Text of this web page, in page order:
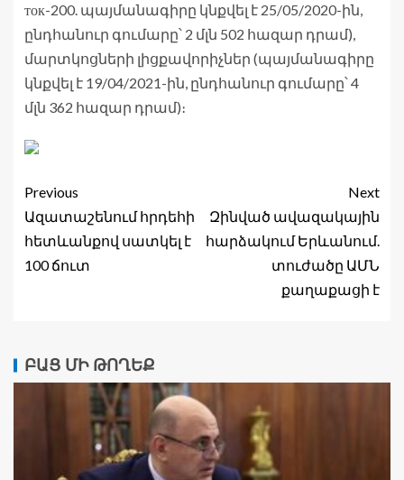
ток-200. պայմանագիրը կնքվել է 25/05/2020-ին,
ընդհանուր գումարը՝ 2 մլն 502 հազար դրամ),
մարտկոցների լիցքավորիչներ (պայմանագիրը
կնքվել է 19/04/2021-ին, ընդհանուր գումարը՝ 4
մլն 362 հազար դրամ)։
Previous
Ազատաշենում հրդեհի
հետևանքով սատկել է
100 ճուտ
Next
Զինված ավազակային
հարձակում Երևանում.
տուժածը ԱՄՆ
քաղաքացի է
ԲԱՑ ՄԻ ԹՈՂԵՔ